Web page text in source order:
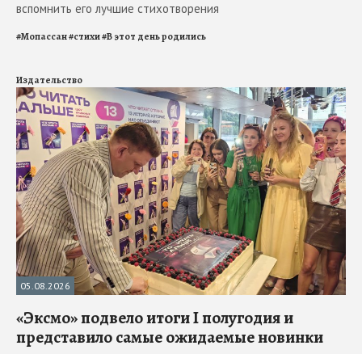
вспомнить его лучшие стихотворения
#Мопассан#стихи#В этот день родились
Издательство
05.08.2026
«Эксмо» подвело итоги I полугодия и
представило самые ожидаемые новинки